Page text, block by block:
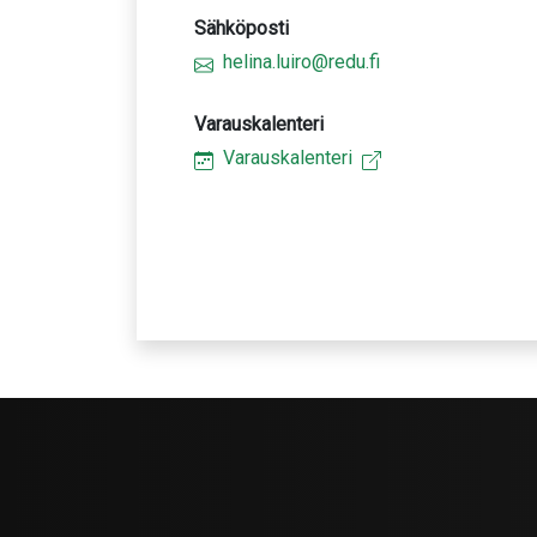
Sähköposti
helina.luiro@redu.fi
Varauskalenteri
Varauskalenteri